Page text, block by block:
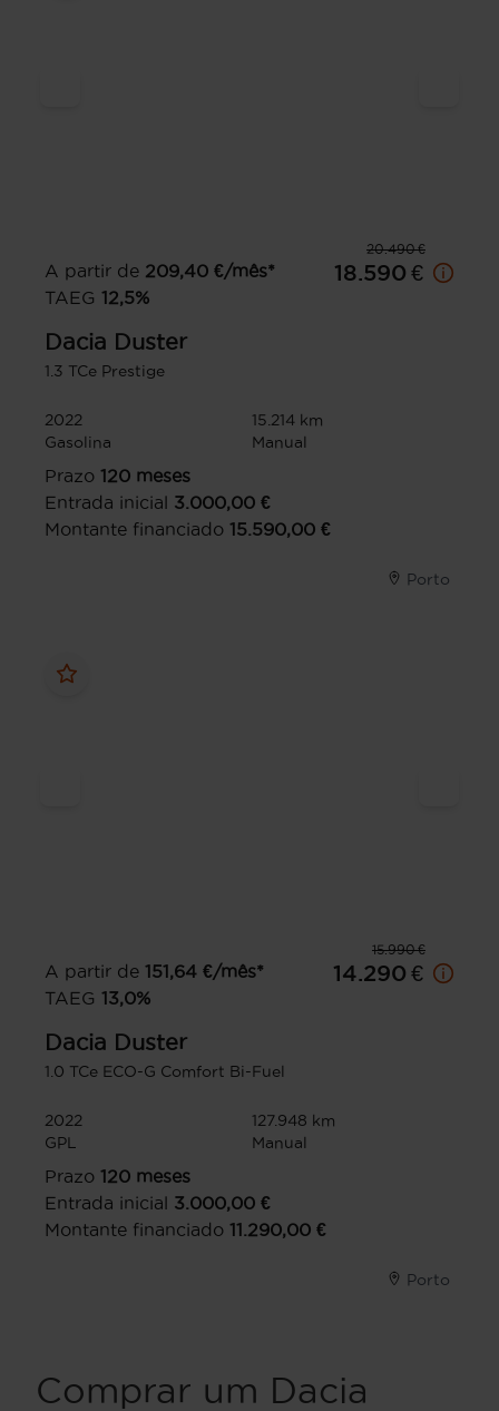
20.490 €
A partir de 209,40 €/mês*
TAEG 12,5%
18.590 €
Dacia Duster
1.3 TCe Prestige
2022
15.214 km
Gasolina
Manual
Prazo 120 meses
Entrada inicial
3.000,00 €
Montante financiado 15.590,00 €
Porto
15.990 €
A partir de 151,64 €/mês*
TAEG 13,0%
14.290 €
Dacia Duster
1.0 TCe ECO-G Comfort Bi-Fuel
2022
127.948 km
GPL
Manual
Prazo 120 meses
Entrada inicial 3.000,00 €
Montante financiado 11.290,00 €
Porto
Comprar um Dacia